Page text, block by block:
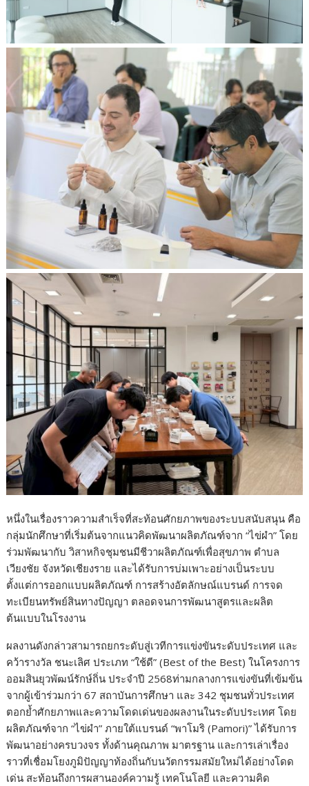
หนึ่งในเรื่องราวความสำเร็จที่สะท้อนศักยภาพของระบบสนับสนุน คือ
กลุ่มนักศึกษาที่เริ่มต้นจากแนวคิดพัฒนาผลิตภัณฑ์จาก“ไข่ผำ” โดย
ร่วมพัฒนากับ วิสาหกิจชุมชนมีชีวาผลิตภัณฑ์เพื่อสุขภาพ ตำบล
เวียงชัย จังหวัดเชียงราย และได้รับการบ่มเพาะอย่างเป็นระบบ
ตั้งแต่การออกแบบผลิตภัณฑ์ การสร้างอัตลักษณ์แบรนด์ การจด
ทะเบียนทรัพย์สินทางปัญญา ตลอดจนการพัฒนาสูตรและผลิต
ต้นแบบในโรงงาน
ผลงานดังกล่าวสามารถยกระดับสู่เวทีการแข่งขันระดับประเทศ และ
คว้ารางวัล ชนะเลิศ ประเภท “ใช้ดี” (Best of the Best) ในโครงการ
ออมสินยุวพัฒน์รักษ์ถิ่น ประจำปี 2568ท่ามกลางการแข่งขันที่เข้มข้น
จากผู้เข้าร่วมกว่า 67 สถาบันการศึกษา และ 342 ชุมชนทั่วประเทศ
ตอกย้ำศักยภาพและความโดดเด่นของผลงานในระดับประเทศ โดย
ผลิตภัณฑ์จาก “ไข่ผำ” ภายใต้แบรนด์ “พาโมริ (Pamori)”ได้รับการ
พัฒนาอย่างครบวงจร ทั้งด้านคุณภาพ มาตรฐาน และการเล่าเรื่อง
ราวที่เชื่อมโยงภูมิปัญญาท้องถิ่นกับนวัตกรรมสมัยใหม่ได้อย่างโดด
เด่น สะท้อนถึงการผสานองค์ความรู้ เทคโนโลยี และความคิด